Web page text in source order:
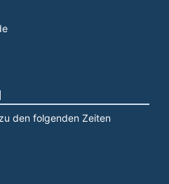
den folgenden Zeiten